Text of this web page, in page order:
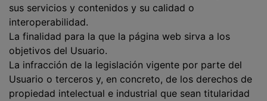
sus servicios y contenidos y su calidad o
interoperabilidad.
La finalidad para la que la página web sirva a los
objetivos del Usuario.
La infracción de la legislación vigente por parte del
Usuario o terceros y, en concreto, de los derechos de
propiedad intelectual e industrial que sean titularidad